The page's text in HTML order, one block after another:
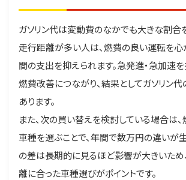
ガソリン代は変動費のなかでも大きな割合
走行距離が多い人は、燃費の良い運転を心
間の支出を抑えられます。急発進・急加速
燃費改善につながり、結果としてガソリン
あります。
また、次の買い替えを検討している場合は
車種を選ぶことで、年間で数万円の違いが
の差は長期的に見るほど影響が大きいため
離に合った車種選びがポイントです。